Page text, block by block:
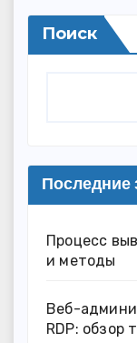
Поиск
Последние
Процесс
и методы
Веб-
RDP: обзор